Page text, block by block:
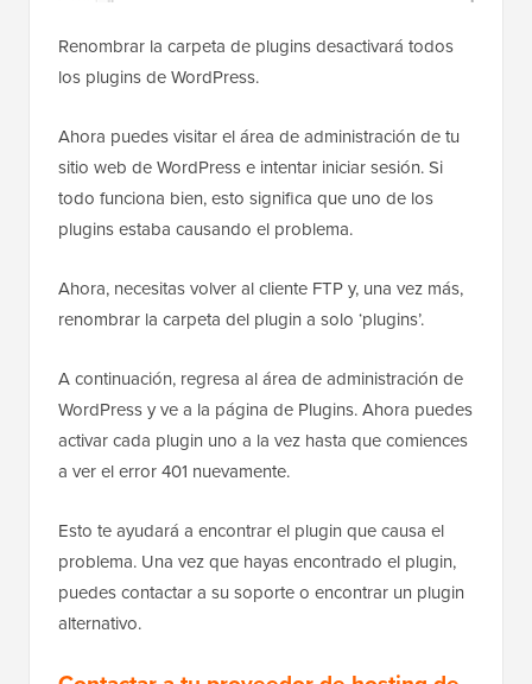
Renombrar la carpeta de plugins desactivará todos
los plugins de WordPress.
Ahora puedes visitar el área de administración de tu
sitio web de WordPress e intentar iniciar sesión. Si
todo funciona bien, esto significa que uno de los
plugins estaba causando el problema.
Ahora, necesitas volver al cliente FTP y, una vez más,
renombrar la carpeta del plugin a solo ‘plugins’.
A continuación, regresa al área de administración de
WordPress y ve a la página de Plugins. Ahora puedes
activar cada plugin uno a la vez hasta que comiences
a ver el error 401 nuevamente.
Esto te ayudará a encontrar el plugin que causa el
problema. Una vez que hayas encontrado el plugin,
puedes contactar a su soporte o encontrar un plugin
alternativo.